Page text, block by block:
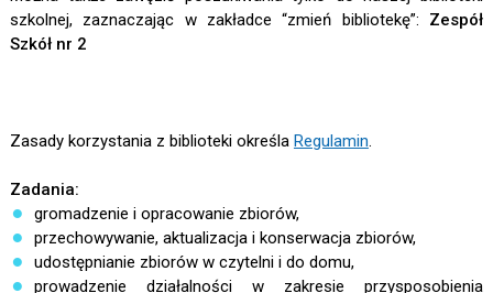
szkolnej, zaznaczając w zakładce “zmień bibliotekę”: Zespół
Szkół nr 2
Zasady korzystania z biblioteki określa Regulamin.
Zadania:
gromadzenie i opracowanie zbiorów,
przechowywanie, aktualizacja i konserwacja zbiorów,
udostępnianie zbiorów w czytelni i do domu,
prowadzenie działalności w zakresie przysposobienia